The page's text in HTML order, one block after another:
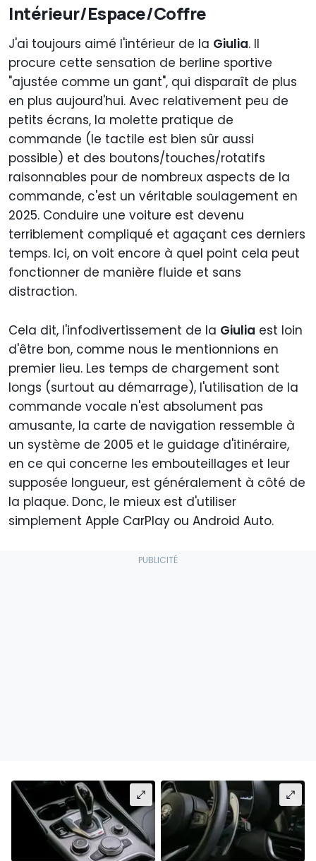
Intérieur/Espace/Coffre
J'ai toujours aimé l'intérieur de la Giulia. Il
procure cette sensation de berline sportive
"ajustée comme un gant", qui disparaît de plus
en plus aujourd'hui. Avec relativement peu de
petits écrans, la molette pratique de
commande (le tactile est bien sûr aussi
possible) et des boutons/touches/rotatifs
raisonnables pour de nombreux aspects de la
commande, c'est un véritable soulagement en
2025. Conduire une voiture est devenu
terriblement compliqué et agaçant ces derniers
temps. Ici, on voit encore à quel point cela peut
fonctionner de manière fluide et sans
distraction.
Cela dit, l'infodivertissement de la Giulia est loin
d'être bon, comme nous le mentionnions en
premier lieu. Les temps de chargement sont
longs (surtout au démarrage), l'utilisation de la
commande vocale n'est absolument pas
amusante, la carte de navigation ressemble à
un système de 2005 et le guidage d'itinéraire,
en ce qui concerne les embouteillages et leur
supposée longueur, est généralement à côté de
la plaque. Donc, le mieux est d'utiliser
simplement Apple CarPlay ou Android Auto.